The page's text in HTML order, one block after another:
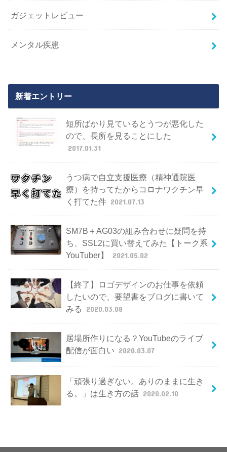
ガジェットレビュー
メンタル疾患
新着エントリー
短所ばかり見ているとうつが悪化した
ので、長所を見ることにした
2017.01.31
うつ病で自立支援医療（精神通院医
療）を持ってたからコロナワクチン早
く打てた件 2021.07.13
SM7B＋AG03の組み合わせに疑問を持
ち、SSL2に買い替えてみた【トーク系
YouTuber】
2021.05.02
【終了】ロゴデザインのお仕事を依頼
したいので、要望書をブログに書いて
みる
2020.03.08
居場所作りになる？YouTubeのライブ
配信が面白い 2020.03.07
「頑張り過ぎない。ありのままに生き
る。」は生き方の話 2020.02.10